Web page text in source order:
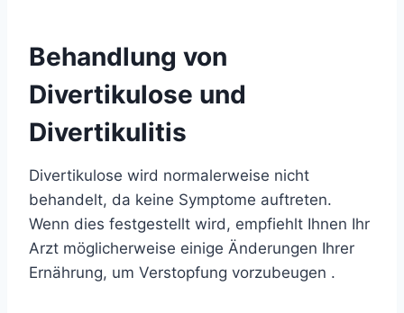
Behandlung von
Divertikulose und
Divertikulitis
Divertikulose wird normalerweise nicht
behandelt, da keine Symptome auftreten.
Wenn dies festgestellt wird, empfiehlt Ihnen Ihr
Arzt möglicherweise einige Änderungen Ihrer
Ernährung, um Verstopfung vorzubeugen .